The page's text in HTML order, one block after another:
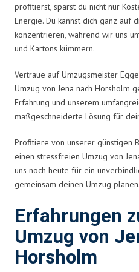
profitierst, sparst du nicht nur
Energie. Du kannst dich ganz auf
konzentrieren, während wir uns
und Kartons kümmern.
Vertraue auf Umzugsmeister
Umzug von Jena nach Horsholm
Erfahrung und unserem
maßgeschneiderte Lösung für
Profitiere von unserer günstigen
einen stressfreien Umzug von
uns noch heute für ein
gemeinsam deinen Umzug planen.
Erfahrungen
Umzug von
Horsholm